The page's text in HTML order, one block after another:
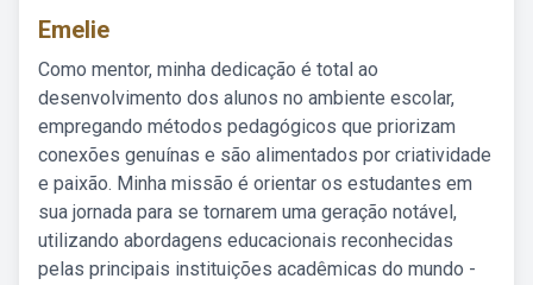
Emelie
Como mentor, minha dedicação é total ao
desenvolvimento dos alunos no ambiente escolar,
empregando métodos pedagógicos que priorizam
conexões genuínas e são alimentados por criatividade
e paixão. Minha missão é orientar os estudantes em
sua jornada para se tornarem uma geração notável,
utilizando abordagens educacionais reconhecidas
pelas principais instituições acadêmicas do mundo -